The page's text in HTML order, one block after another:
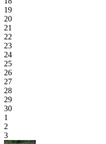
19
20
21
22
23
24
25
26
27
28
29
30
1
2
3